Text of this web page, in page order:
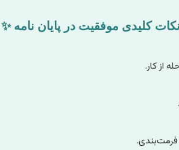
کلیدی موفقیت در پایان نامه ✨
از کار.